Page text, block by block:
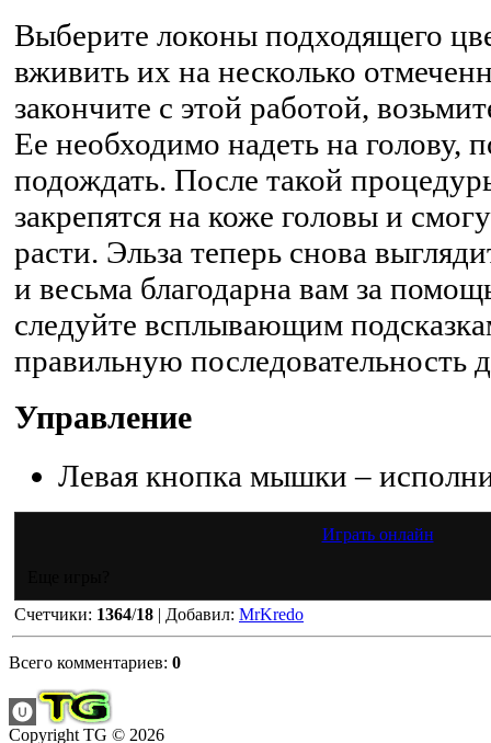
Выберите локоны подходящего
вживить их на несколько
закончите с этой работой,
Ее необходимо надеть на голову,
подождать. После такой
закрепятся на коже головы и
расти. Эльза теперь снова
и весьма благодарна вам за
следуйте всплывающим
правильную последовательность
Управление
Левая кнопка мышки –
Играть онлайн
Счетчики: 1364/18 | Добавил: MrKredo
Всего комментариев: 0
Copyright TG © 2026